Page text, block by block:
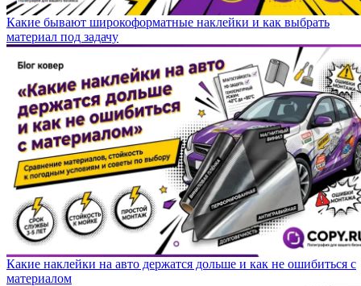
Какие бывают широкоформатные наклейки и как выбрать
материал под задачу
Какие наклейки на авто держатся дольше и как не ошибиться с
материалом